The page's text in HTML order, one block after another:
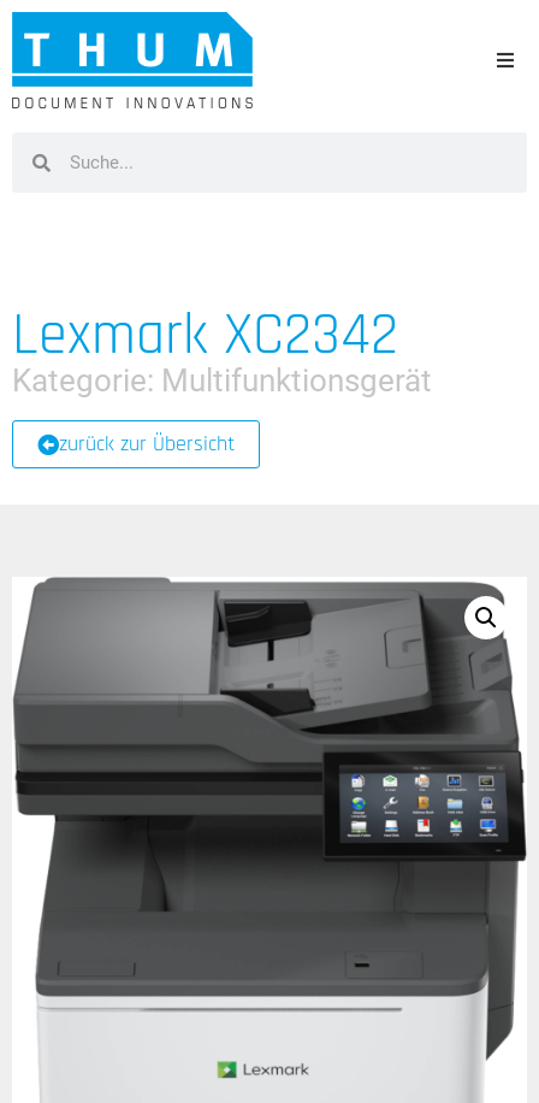
Lexmark XC2342
Kategorie: Multifunktionsgerät
zurück zur Übersicht